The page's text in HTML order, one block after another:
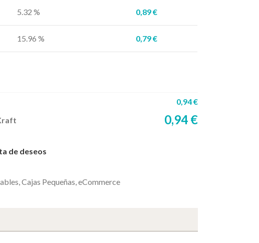
5.32 % 0,89€
15.96 % 0,79€
0,94€
0,94 €
de deseos
,Cajas Pequeñas,eCommerce